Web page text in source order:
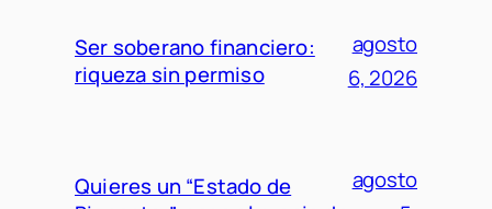
Ser soberano financiero:
riqueza sin permiso
agosto
6, 2026
Quieres un “Estado de
agosto